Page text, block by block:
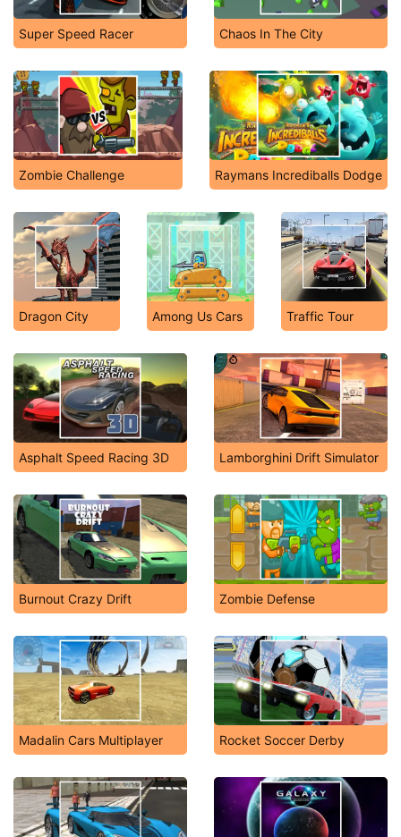
Super Speed Racer Chaos In The City
Zombie Challenge Raymans Incrediballs Dodge
Dragon City Among Us Cars Traffic Tour
Asphalt Speed Racing 3D Lamborghini Drift Simulator
Burnout Crazy Drift Zombie Defense
Madalin Cars Multiplayer Rocket Soccer Derby